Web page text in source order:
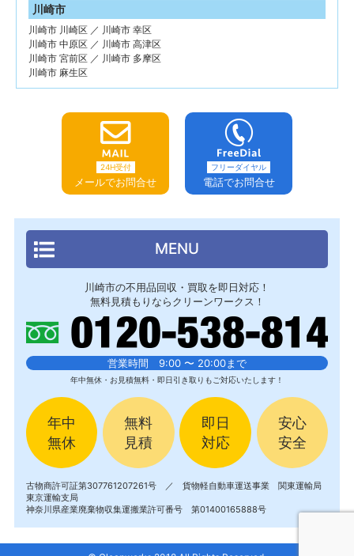
川崎市
川崎市 川崎区 ／ 川崎市 幸区
川崎市 中原区 ／ 川崎市 高津区
川崎市 宮前区 ／ 川崎市 多摩区
川崎市 麻生区
24H受付
メールでお問合せ
フリーダイヤル
電話でお問合せ
MENU
川崎市の不用品回収・買取を即日対応！
無料見積もりならクリーンワークス！
営業時間 9:00 〜 20:00まで
年中無休・お見積無料・即日引き取りもご対応いたします！
年中
無休
無料
見積
即日
対応
安心
安全
古物商許可証第307761207261号 ／ 貨物軽自動車運送事業 関東運輸局
東京運輸支局
神奈川県産業廃棄物収集運搬業許可番号 第01400165888号